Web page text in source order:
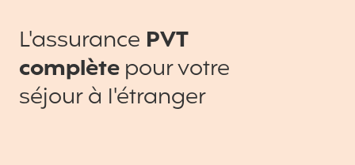
L'assurance PVT
complètepour votre
séjour à l'étranger